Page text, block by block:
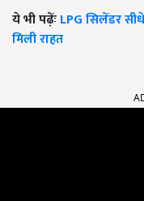
ये भी पढ़ेंःLPG सिलेंडर
मिली राहत